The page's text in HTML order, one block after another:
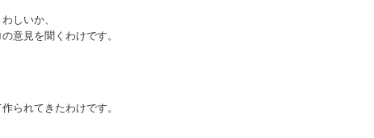
しいか、
意見を聞くわけです。
られてきたわけです。